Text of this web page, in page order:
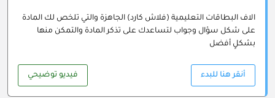
الاف البطاقات التعليمية (فلاش كارد) الجاهزة والتي تلخص لك المادة
على شكل سؤال وجواب لتساعدك على تذكر المادة والتمكن منها
بشكلٍ أفضل
أنقر هنا للبدء فيديو توضيحي